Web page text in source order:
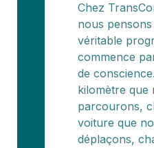
Chez
nous
véritable
commence
de
kilomètre que
parcourons,
voiture que
déplaçons,